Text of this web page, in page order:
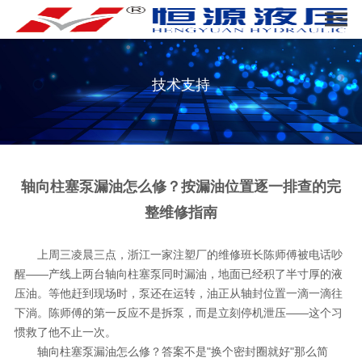
技术支持
轴向柱塞泵漏油怎么修？按漏油位置逐一排查的完
整维修指南
上周三凌晨三点，浙江一家注塑厂的维修班长陈师傅被电话吵
醒——产线上两台轴向柱塞泵同时漏油，地面已经积了半寸厚的液
压油。等他赶到现场时，泵还在运转，油正从轴封位置一滴一滴往
下淌。陈师傅的第一反应不是拆泵，而是立刻停机泄压——这个习
惯救了他不止一次。
轴向柱塞泵漏油怎么修？答案不是"换个密封圈就好"那么简